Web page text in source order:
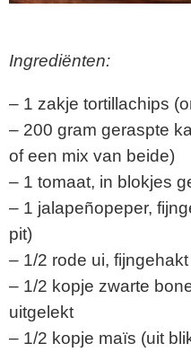
Ingrediënten:
– 1 zakje tortillachips
– 200 gram geraspte
of een mix van beide)
– 1 tomaat, in blokjes
– 1 jalapeñopeper,
pit)
– 1/2 rode ui, fijngehakt
– 1/2 kopje zwarte
uitgelekt
– 1/2 kopje maïs (uit